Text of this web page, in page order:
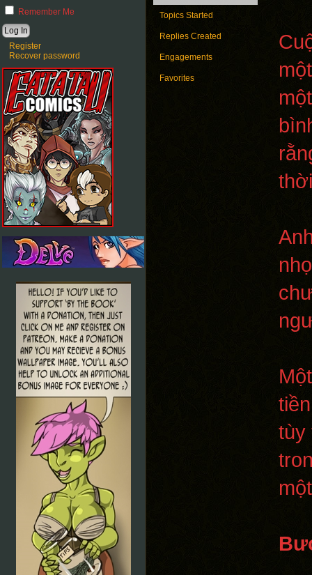
Remember Me
Register
Recover password
Topics Started
Replies Created
Engagements
Favorites
tùy